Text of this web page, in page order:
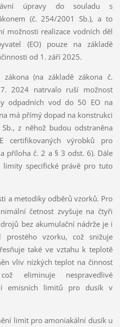
úpravy do souladu s
(č. 254/2001 Sb.), a to
možnosti realizace vodních děl
(EO) pouze na základě
od 1. září 2025.
(na základě zákona č.
2024 natrvalo ruší možnost
odpadních vod do 50 EO na
má přímý dopad na konstrukci
z něhož budou odstraněna
certifikovaných výrobků pro
příloha č. 2 a § 3 odst. 6). Dále
specifické právě pro tuto
a metodiky odběrů vzorků. Pro
četnost zvyšuje na čtyři
bez akumulační nádrže je i
prostého vzorku, což snižuje
také ve vztahu k teplotě
vliv nízkých teplot na činnost
eliminuje nespravedlivé
emisních limitů pro dusík v
limit pro amoniakální dusík u